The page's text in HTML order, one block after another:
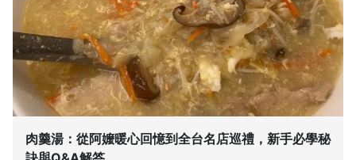
肉羹湯：從阿嬤暖心回憶到全台名店巡禮，新手必學秘